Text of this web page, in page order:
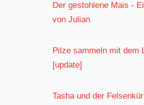
Der gestohlene Mais -
von Julian
Pilze sammeln mit dem
[update]
Tasha und der